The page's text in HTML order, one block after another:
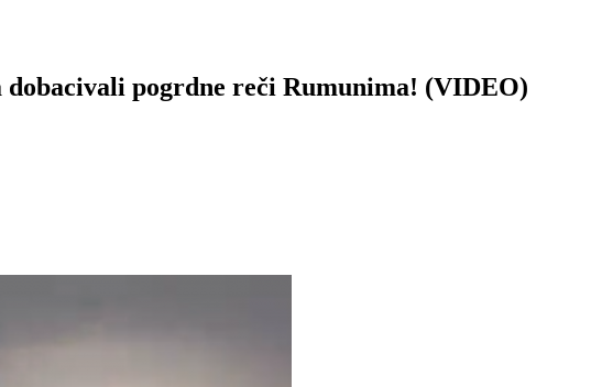
pogrdne reči Rumunima! (VIDEO)